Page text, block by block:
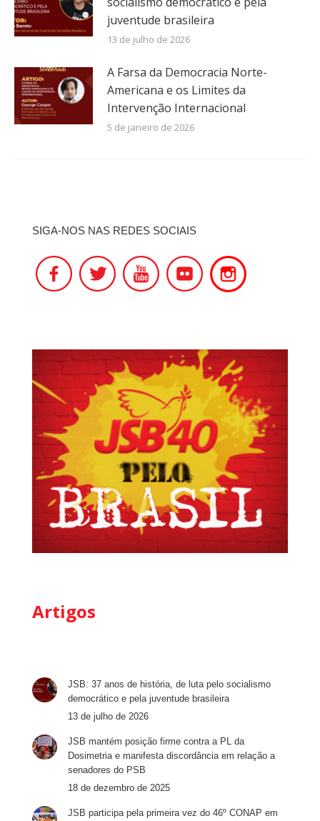
juventude brasileira
13 de julho de 2026
A Farsa da Democracia Norte-
Americana e os Limites da
Intervenção Internacional
5 de janeiro de 2026
SIGA-NOS NAS REDES SOCIAIS
Artigos
JSB: 37 anos de história, de luta pelo socialismo
democrático e pela juventude brasileira
13 de julho de 2026
JSB mantém posição firme contra a PL da
Dosimetria e manifesta discordância em relação a
senadores do PSB
18 de dezembro de 2025
JSB participa pela primeira vez do 46º CONAP em